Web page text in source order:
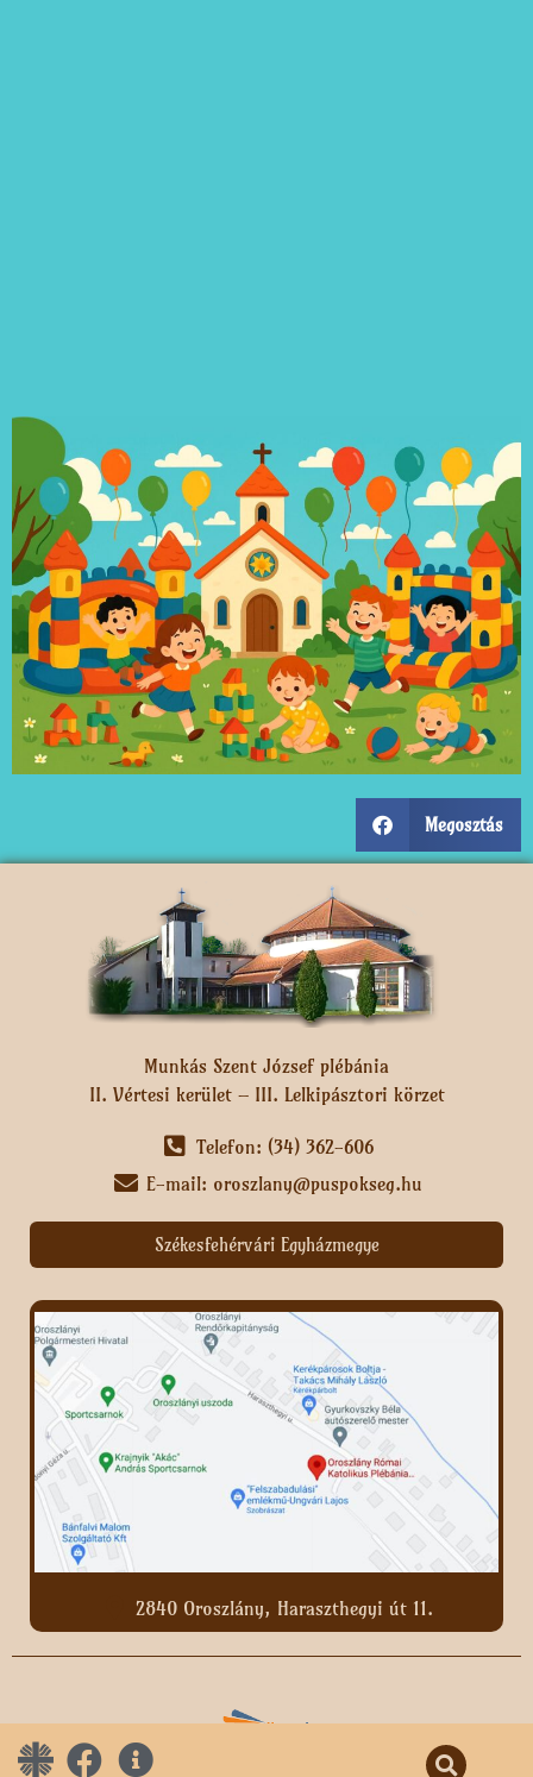
Megosztás
Munkás Szent József plébánia
II. Vértesi kerület – III. Lelkipásztori körzet
Telefon: (34) 362-606
E-mail: oroszlany@puspokseg.hu
Székesfehérvári Egyházmegye
2840 Oroszlány, Haraszthegyi út 11.